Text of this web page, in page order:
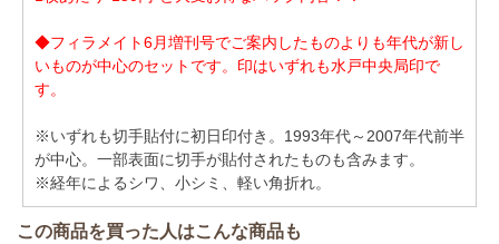
◆フィラメイト6月増刊号でご案内したものよりも年代が新し
いものが中心のセットです。印はいずれも水戸中央局印で
す。
※いずれも切手貼付に初日印付き。1993年代～2007年代前半
が中心。一部表面に切手が貼付されたものも含みます。
※経年によるシワ、小シミ、軽い角折れ。
この商品を買った人はこんな商品も